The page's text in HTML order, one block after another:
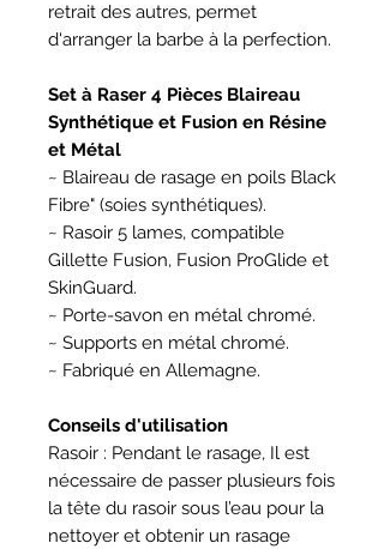
retrait des autres, permet
d'arranger la barbe à la perfection.
Set à Raser 4 Pièces Blaireau
Synthétique et Fusion en Résine
et Métal
~ Blaireau de rasage en poils Black
Fibre" (soies synthétiques).
~ Rasoir 5 lames, compatible
Gillette Fusion, Fusion ProGlide et
SkinGuard.
~ Porte-savon en métal chromé.
~ Supports en métal chromé.
~ Fabriqué en Allemagne.
Conseils d'utilisation
Rasoir : Pendant le rasage, Il est
nécessaire de passer plusieurs fois
la tête du rasoir sous l’eau pour la
nettoyer et obtenir un rasage